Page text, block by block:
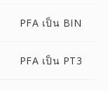
PFA เป็น BIN
PFA เป็น PT3